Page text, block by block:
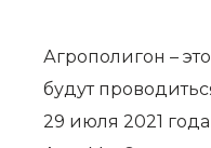
Агрополигон –
будут
29 июля 2021